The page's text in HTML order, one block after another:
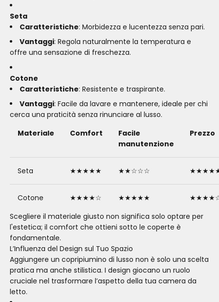
Seta
Caratteristiche: Morbidezza e lucentezza senza pari.
Vantaggi: Regola naturalmente la temperatura e
offre una sensazione di freschezza.
Cotone
Caratteristiche: Resistente e traspirante.
Vantaggi: Facile da lavare e mantenere, ideale per chi
cerca una praticità senza rinunciare al lusso.
Materiale
Comfort
Facile
manutenzione
Prezzo
Seta ★★★★★ ★★☆☆☆
Cotone ★★★★☆ ★★★★★
Scegliere il materiale giusto non significa solo optare per
l'estetica; il comfort che ottieni sotto le coperte è
fondamentale.
L’Influenza del Design sul Tuo Spazio
Aggiungere un copripiumino di lusso non è solo una scelta
pratica ma anche stilistica. I design giocano un ruolo
cruciale nel trasformare l’aspetto della tua camera da
letto.